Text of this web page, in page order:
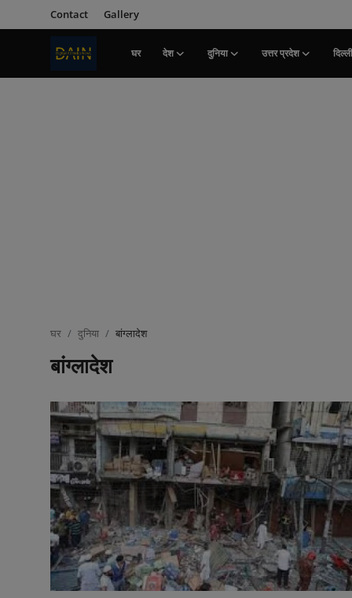
Contact Gallery
घर देश दुनिया उत्तर प्रदेश दिल्ली
लाइफस्टाइल
टेक्नालॉजी
Gallery
घर दुनिया बांग्लादेश
बांग्लादेश